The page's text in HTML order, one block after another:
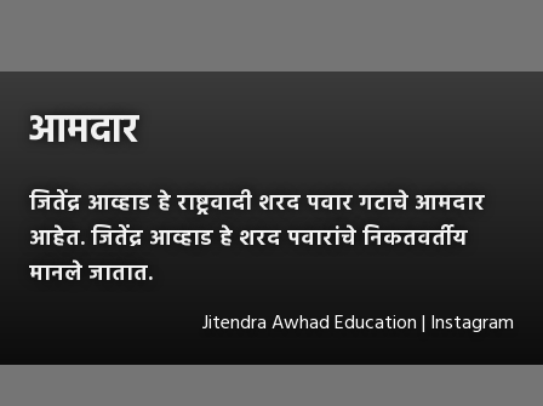
आमदार
जितेंद्र आव्हाड हे राष्ट्रवादी शरद पवार गटाचे आमदार
आहेत. जितेंद्र आव्हाड हे शरद पवारांचे निकतवर्तीय
मानले जातात.
Jitendra Awhad Education | Instagram